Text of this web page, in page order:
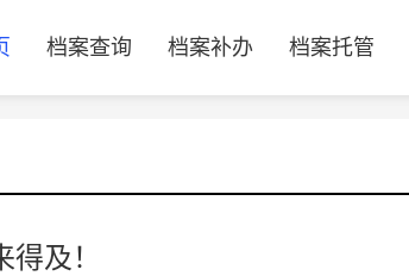
档案查询 档案补办 档案托管
及！